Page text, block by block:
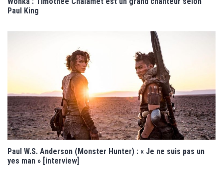
Paul King
Paul W.S. Anderson (Monster Hunter) : « Je ne suis pas un
yes man » [interview]